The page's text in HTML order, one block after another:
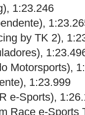
1:23.246
by TK 2),
Motorsports),
1:23.999
e-Sports),
Race e-Sports